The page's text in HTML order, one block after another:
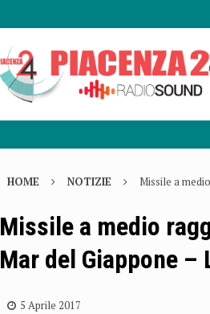
HOME NOTIZIE Missile a
Missile a medio
Mar del Giappone –
5 Aprile 2017